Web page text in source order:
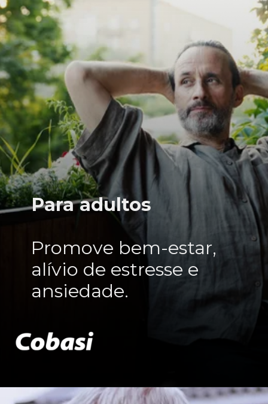
Para adultos
Promove bem-estar,
alívio de estresse e
ansiedade.